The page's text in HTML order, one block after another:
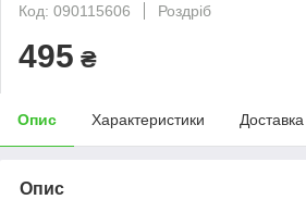
Код: 090115606
Роздріб
495 ₴
Опис Характеристики Доставка
Опис